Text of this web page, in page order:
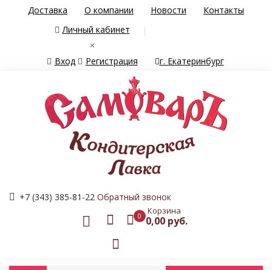
Доставка О компании Новости
Контакты
Личный кабинет
×
Вход
Регистрация г. Екатеринбург
+7 (343) 385-81-22 Обратный звонок
0 Корзина
0,00 руб.